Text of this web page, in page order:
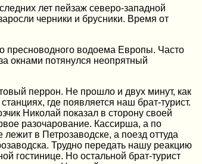
лет пейзаж северо-западной
черники и брусники. Время от
пресноводного водоема Европы. Часто
окнами потянулся неопрятный
перрон. Не прошло и двух минут, как
где появляется наш брат-турист.
Николай показал в сторону своей
разочарование. Кассирша, а по
в Петрозаводске, а поезд оттуда
Трудно передать нашу реакцию
гостинице. Но остальной брат-турист